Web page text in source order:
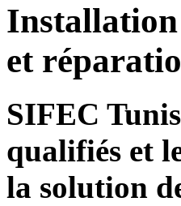
Installation
et
SIFEC
qualifiés et
la solution